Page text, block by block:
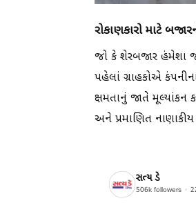
રોકાણકારો માટે
જો કે શેરબજાર હંમેશા
પહેલાં ગ્રાહકોએ
ક્ષમતાનું જાતે મૂલ્યાંકન
અને પ્રમાણિત
સત્ય ડે
506k followers